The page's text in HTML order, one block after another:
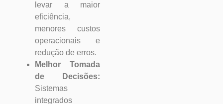
levar a maior
eficiência,
menores custos
operacionais e
redução de erros.
Melhor Tomada
de Decisões:
Sistemas
integrados